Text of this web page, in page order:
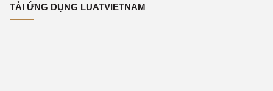
TẢI ỨNG DỤNG LUATVIETNAM